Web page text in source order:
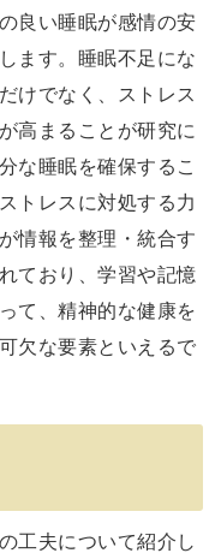
良い睡眠が感情の安
ます。睡眠不足にな
けでなく、ストレス
高まることが研究に
な睡眠を確保するこ
トレスに対処する力
情報を整理・統合す
ており、学習や記憶
て、精神的な健康を
欠な要素といえるで
工夫について紹介し